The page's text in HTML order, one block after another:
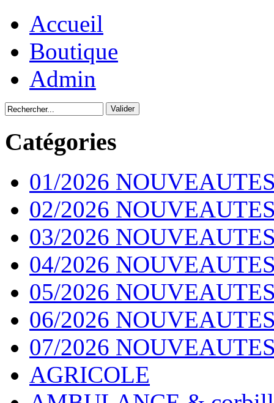
Accueil
Boutique
Admin
Catégories
01/2026
02/2026
03/2026
04/2026
05/2026
06/2026
07/2026
AGRICOLE